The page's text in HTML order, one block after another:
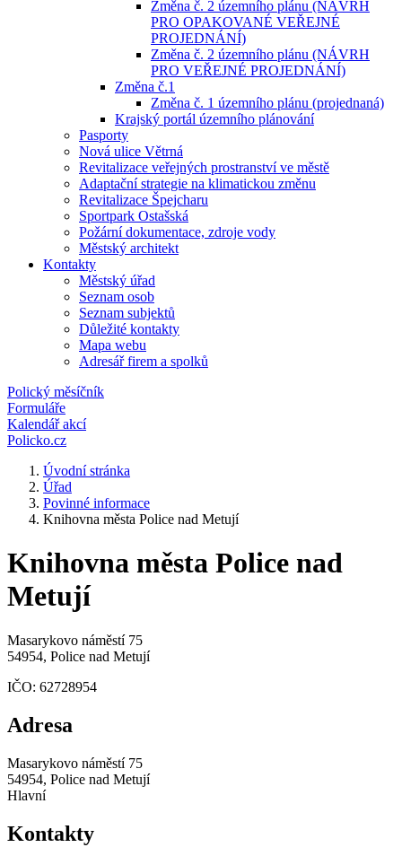
Změna č. 2 územního plánu (NÁVRH
PRO OPAKOVANÉ VEŘEJNÉ
PROJEDNÁNÍ)
Změna č. 2 územního plánu (NÁVRH
PRO VEŘEJNÉ PROJEDNÁNÍ)
Změna č.1
Změna č. 1 územního plánu (projednaná)
Krajský portál územního plánování
Pasporty
Nová ulice Větrná
Revitalizace veřejných prostranství ve městě
Adaptační strategie na klimatickou změnu
Revitalizace Špejcharu
Sportpark Ostašská
Požární dokumentace, zdroje vody
Městský architekt
Kontakty
Městský úřad
Seznam osob
Seznam subjektů
Důležité kontakty
Mapa webu
Adresář firem a spolků
Polický měsíčník
Formuláře
Kalendář akcí
Policko.cz
Úvodní stránka
Úřad
Povinné informace
Knihovna města Police nad Metují
Knihovna města Police nad
Metují
Masarykovo náměstí 75
54954, Police nad Metují
IČO: 62728954
Adresa
Masarykovo náměstí 75
54954, Police nad Metují
Hlavní
Kontakty